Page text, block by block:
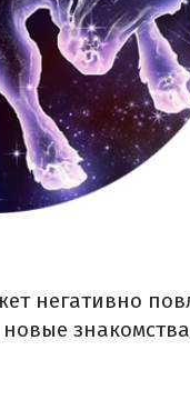
негативно